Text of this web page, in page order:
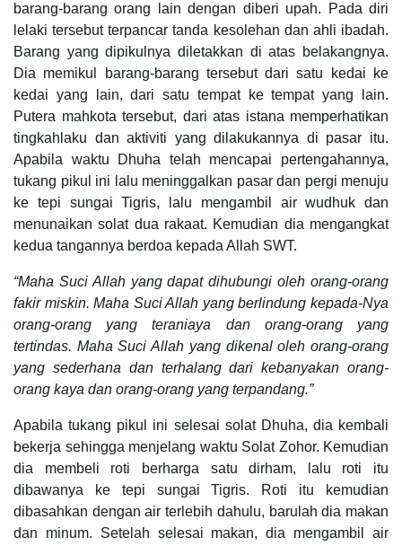
barang-barang orang lain dengan diberi upah. Pada diri
lelaki tersebut terpancar tanda kesolehan dan ahli ibadah.
Barang yang dipikulnya diletakkan di atas belakangnya.
Dia memikul barang-barang tersebut dari satu kedai ke
kedai yang lain, dari satu tempat ke tempat yang lain.
Putera mahkota tersebut, dari atas istana memperhatikan
tingkahlaku dan aktiviti yang dilakukannya di pasar itu.
Apabila waktu Dhuha telah mencapai pertengahannya,
tukang pikul ini lalu meninggalkan pasar dan pergi menuju
ke tepi sungai Tigris, lalu mengambil air wudhuk dan
menunaikan solat dua rakaat. Kemudian dia mengangkat
kedua tangannya berdoa kepada Allah SWT.
“Maha Suci Allah yang dapat dihubungi oleh orang-orang
fakir miskin. Maha Suci Allah yang berlindung kepada-Nya
orang-orang yang teraniaya dan orang-orang yang
tertindas. Maha Suci Allah yang dikenal oleh orang-orang
yang sederhana dan terhalang dari kebanyakan orang-
orang kaya dan orang-orang yang terpandang.”
Apabila tukang pikul ini selesai solat Dhuha, dia kembali
bekerja sehingga menjelang waktu Solat Zohor. Kemudian
dia membeli roti berharga satu dirham, lalu roti itu
dibawanya ke tepi sungai Tigris. Roti itu kemudian
dibasahkan dengan air terlebih dahulu, barulah dia makan
dan minum. Setelah selesai makan, dia mengambil air